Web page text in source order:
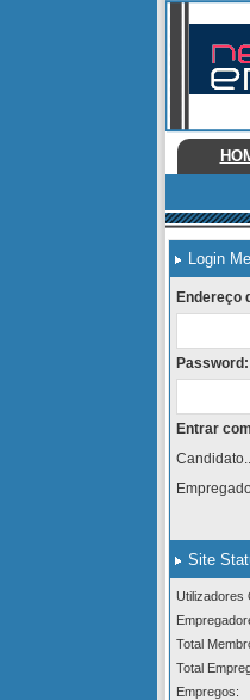
Login
Endereço
Password:
Entrar
Site
Utilizadores
Total
Total
Empregos: